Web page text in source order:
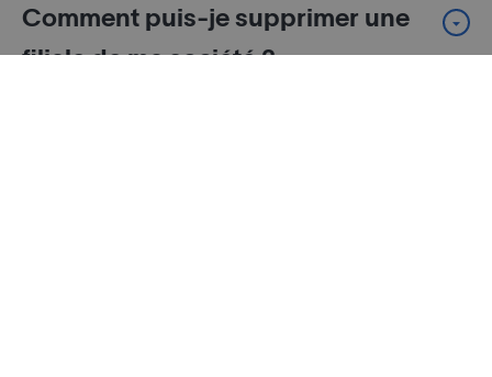
Comment puis-je supprimer une
filiale de ma société ?